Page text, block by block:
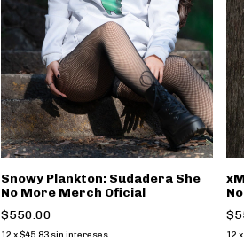
Snowy Plankton: Sudadera She
No More Merch Oficial
$550.00
12 x $45.83 sin intereses 12 x